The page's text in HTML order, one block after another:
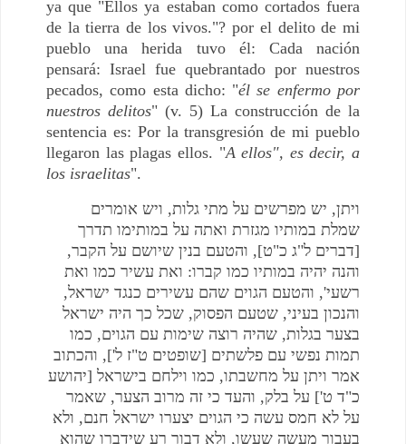
ya que "Ellos ya estaban como cortados fuera
de la tierra de los vivos."? por el delito de mi
pueblo una herida tuvo él: Cada nación
pensará: Israel fue quebrantado por nuestros
pecados, como esta dicho: "él se enfermo por
nuestros delitos" (v. 5) La construcción de la
sentencia es: Por la transgresión de mi pueblo
llegaron las plagas ellos. "A ellos", es decir, a
los israelitas".
שמלת במותיו מגזרת ואתה על במותימו תדרך
[דברים ל"ג כ"ט], והטעם בנין שיושם על הקבר,
והנה יהיה במותיו כמו קברו: ואת עשיר כמו ואת
רשעי', והטעם הגוים שהם עשירים כנגד ישראל,
והנכון בעיני, שטעם הפסוק, שכל כך היה ישראל
בצער בגלות, שהיה רוצה שימות עם הגוים, כמו
תמות נפשי עם פלשתים [שופטים ט"ז ל'], והכתוב
אמר ויתן על מחשבתו, כמו וילחם בישראל [יהושע
כ"ד ט'] על בלק, והעד כי זה מרוב הצער, שאמר
על לא חמס עשה כי הגוים יצערו ישראל חנם, ולא
בעבור מעשה שעשו, ולא דבור רע שידברו שהוא